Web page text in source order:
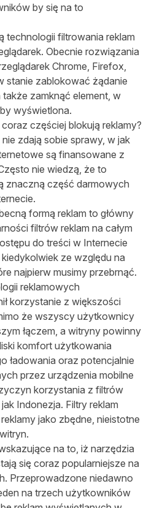
by się na to
technologii filtrowania reklam
Obecnie rozwiązania
Chrome, Firefox,
stanie zablokować żądanie
zamknąć element, w
wyświetlona.
częściej blokują reklamy?
zdają sobie sprawy, w jak
są finansowane z
nie wiedzą, że to
znaczną część darmowych
formą reklam to główny
filtrów reklam na całym
do treści w Internecie
ze względu na
najpierw musimy przebrnąć.
reklamowych
korzystanie z większości
że wszyscy użytkownicy
łączem, a witryny powinny
komfort użytkowania
ładowania oraz potencjalnie
przez urządzenia mobilne
korzystania z filtrów
Indonezja. Filtry reklam
jako zbędne, nieistotne
na to, iż narzędzia
się coraz popularniejsze na
Przeprowadzone niedawno
na trzech użytkowników